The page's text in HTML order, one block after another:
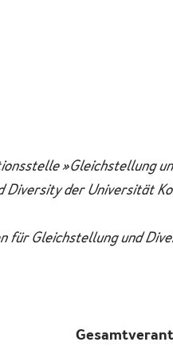
»Gleichstellung
Diversity der Universität
für Gleichstellung und